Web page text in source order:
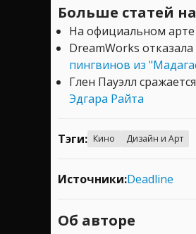
Больше статей
На официальном арте
DreamWorks
пингвинов из
Глен Пауэлл
Эдгара Райта
Тэги: Кино Дизайн и Арт
Источники:Deadline
Об авторе